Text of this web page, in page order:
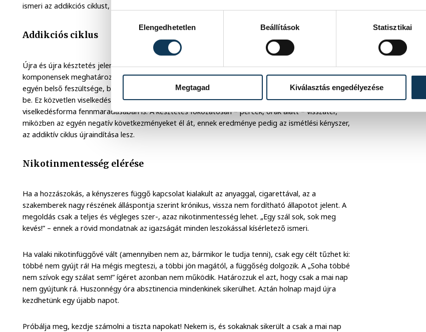
Elengedhetetlen
Beállítások Statisztikai
Megtagad Kiválasztás engedélyezése
ismeri az addikciós ciklust, amit napjában akár több tucatszor is megismétel.
Addikciós ciklus
Újra és újra késztetés jelentkezik egy viselkedési sztereotípia véghezvitelére, ahol az egyes
komponensek meghatározott sorrendet következnek. A viselkedéssor befejezéséig emelkedik az
egyén belső feszültsége, befejezésekor pedig átmeneti és gyors feszültségcsökkenés következik
be. Ez közvetlen viselkedés-megerősítésként szerepel, ami a legfontosabb tényező e
viselkedésforma fennmaradásában is. A késztetés fokozatosan – percek, órák alatt – visszatér,
miközben az egyén negatív következményeket él át, ennek eredménye pedig az ismétlési kényszer,
az addiktív ciklus újraindítása lesz.
Nikotinmentesség elérése
Ha a hozzászokás, a kényszeres függő kapcsolat kialakult az anyaggal, cigarettával, az a
szakemberek nagy részének álláspontja szerint krónikus, vissza nem fordítható állapotot jelent. A
megoldás csak a teljes és végleges szer-, azaz nikotinmentesség lehet. „Egy szál sok, sok meg
kevés!” – ennek a rövid mondatnak az igazságát minden leszokással kísérletező ismeri.
Ha valaki nikotinfüggővé vált (amennyiben nem az, bármikor le tudja tenni), csak egy célt tűzhet ki:
többé nem gyújt rá! Ha mégis megteszi, a többi jön magától, a függőség dolgozik. A „Soha többé
nem szívok egy szálat sem!” ígéret azonban nem működik. Határozzuk el azt, hogy csak a mai nap
nem gyújtunk rá. Huszonnégy óra absztinencia mindenkinek sikerülhet. Aztán holnap majd újra
kezdhetünk egy újabb napot.
Próbálja meg, kezdje számolni a tiszta napokat! Nekem is, és sokaknak sikerült a csak a mai nap